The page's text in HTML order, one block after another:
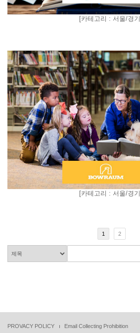
[카테고리 : 서울/경기
[카테고리 : 서울/경기
1 2
PROVACY POLICY Email Collecting Prohibition